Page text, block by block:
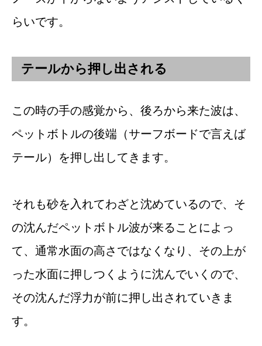
らいです。
テールから押し出される
この時の手の感覚から、後ろから来た波は、
ペットボトルの後端（サーフボードで言えば
テール）を押し出してきます。
それも砂を入れてわざと沈めているので、そ
の沈んだペットボトル波が来ることによっ
て、通常水面の高さではなくなり、その上が
った水面に押しつくように沈んでいくので、
その沈んだ浮力が前に押し出されていきま
す。